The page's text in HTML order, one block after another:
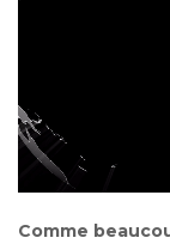
Comme